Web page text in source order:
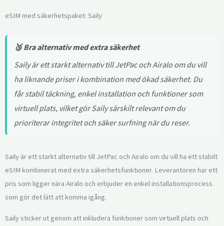
eSIM med säkerhetspaket: Saily
🥉 Bra alternativ med extra säkerhet
Saily är ett starkt alternativ till JetPac och Airalo om du vill
ha liknande priser i kombination med ökad säkerhet. Du
får stabil täckning, enkel installation och funktioner som
virtuell plats, vilket gör Saily särskilt relevant om du
prioriterar integritet och säker surfning när du reser.
Saily är ett starkt alternativ till JetPac och Airalo om du vill ha ett stabilt
eSIM kombinerat med extra säkerhetsfunktioner. Leverantören har ett
pris som ligger nära Airalo och erbjuder en enkel installationsprocess
som gör det lätt att komma igång.
Saily sticker ut genom att inkludera funktioner som virtuell plats och